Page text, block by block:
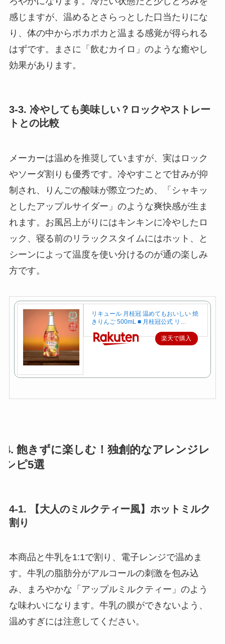
感じますが、温めるとさらっとした口当たりにな
り、体の中からポカポカと温まる感覚が得られる
はずです。まさに「飲むカイロ」のような癒やし
効果があります。
3-3. 冷やしても美味しい？ロックやストレー
トとの比較
メーカーは温めを推奨していますが、実はロック
やソーダ割りも優秀です。冷やすことで甘みが抑
制され、りんごの酸味が際立つため、「シャキッ
としたアップルサイダー」のような爽快感が生ま
れます。お風呂上がりにはキンキンに冷やしたロ
ック、寝る前のリラックスタイムにはホット、と
シーンによって温度を使い分けるのが通の楽しみ
方です。
リキュール 月桂冠 温めてもおいしい 焼
きりんご 500mL ■ 月桂冠公式 リ…
楽天で購入
4. 飽きずに楽しむ！独創的なアレンジレ
シピ5選
4-1. 【大人のミルクティー風】ホットミルク
割り
本商品と牛乳を1:1で割り、電子レンジで温めま
す。牛乳の脂肪分がアルコールの刺激を包み込
み、まろやかな「アップルミルクティー」のよう
な味わいになります。牛乳の膜ができないよう、
温めすぎには注意してください。